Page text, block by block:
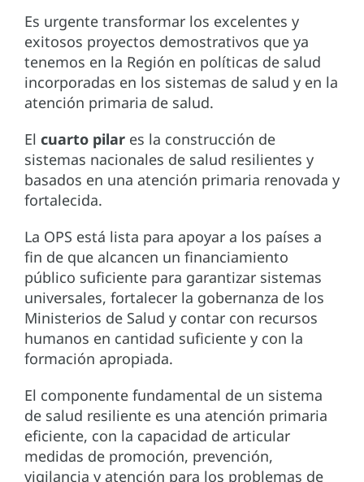
Es urgente transformar los excelentes y
exitosos proyectos demostrativos que ya
tenemos en la Región en políticas de salud
incorporadas en los sistemas de salud y en la
atención primaria de salud.
El cuarto pilar es la construcción de
sistemas nacionales de salud resilientes y
basados en una atención primaria renovada y
fortalecida.
La OPS está lista para apoyar a los países a
fin de que alcancen un financiamiento
público suficiente para garantizar sistemas
universales, fortalecer la gobernanza de los
Ministerios de Salud y contar con recursos
humanos en cantidad suficiente y con la
formación apropiada.
El componente fundamental de un sistema
de salud resiliente es una atención primaria
eficiente, con la capacidad de articular
medidas de promoción, prevención,
vigilancia y atención para los problemas de